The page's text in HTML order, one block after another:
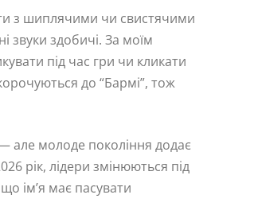
з шиплячими чи свистячими
звуки здобичі. За моїм
під час гри чи кликати
до “Бармі”, тож
але молоде покоління додає
рік, лідери змінюються під
ім’я має пасувати